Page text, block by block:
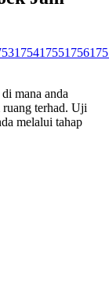
175417551756
mana anda
terhad. Uji
melalui tahap